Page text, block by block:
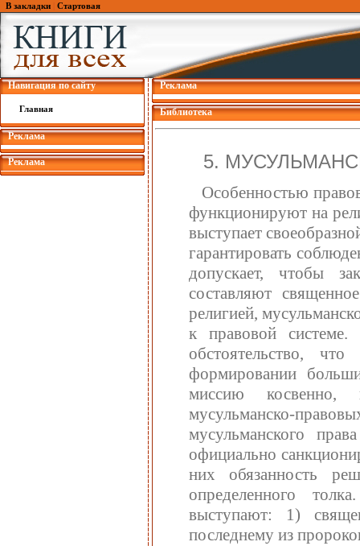
В закладки Стартовая
Навигация по сайту
Главная
Реклама
Реклама
Реклама
Библиотека
5.
Особенностью
функционируют на
выступает
гарантировать
допускает, чтобы
составляют
религией,
к правовой системе.
обстоятельство,
формировании
миссию косвенно,
мусульманско-
мусульманского
официально
них обязанность
определенного
выступают: 1)
последнему из